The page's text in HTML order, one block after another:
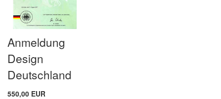
Anmeldung
Design
Deutschland
550,00 EUR